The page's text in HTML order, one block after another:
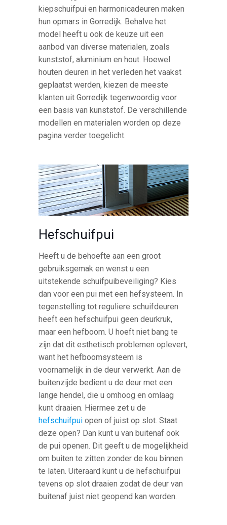
kiepschuifpui en harmonicadeuren maken
hun opmars in Gorredijk. Behalve het
model heeft u ook de keuze uit een
aanbod van diverse materialen, zoals
kunststof, aluminium en hout. Hoewel
houten deuren in het verleden het vaakst
geplaatst werden, kiezen de meeste
klanten uit Gorredijk tegenwoordig voor
een basis van kunststof. De verschillende
modellen en materialen worden op deze
pagina verder toegelicht.
Hefschuifpui
Heeft u de behoefte aan een groot
gebruiksgemak en wenst u een
uitstekende schuifpuibeveiliging? Kies
dan voor een pui met een hefsysteem. In
tegenstelling tot reguliere schuifdeuren
heeft een hefschuifpui geen deurkruk,
maar een hefboom. U hoeft niet bang te
zijn dat dit esthetisch problemen oplevert,
want het hefboomsysteem is
voornamelijk in de deur verwerkt. Aan de
buitenzijde bedient u de deur met een
lange hendel, die u omhoog en omlaag
kunt draaien. Hiermee zet u de
hefschuifpui open of juist op slot. Staat
deze open? Dan kunt u van buitenaf ook
de pui openen. Dit geeft u de mogelijkheid
om buiten te zitten zonder de kou binnen
te laten. Uiteraard kunt u de hefschuifpui
tevens op slot draaien zodat de deur van
buitenaf juist niet geopend kan worden.